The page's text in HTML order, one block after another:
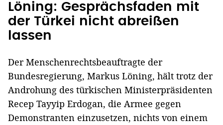
Löning: Gesprächsfaden mit
der Türkei nicht abreißen
lassen
Der Menschenrechtsbeauftragte der
Bundesregierung, Markus Löning, hält trotz der
Androhung des türkischen Ministerpräsidenten
Recep Tayyip Erdogan, die Armee gegen
Demonstranten einzusetzen, nichts von einem